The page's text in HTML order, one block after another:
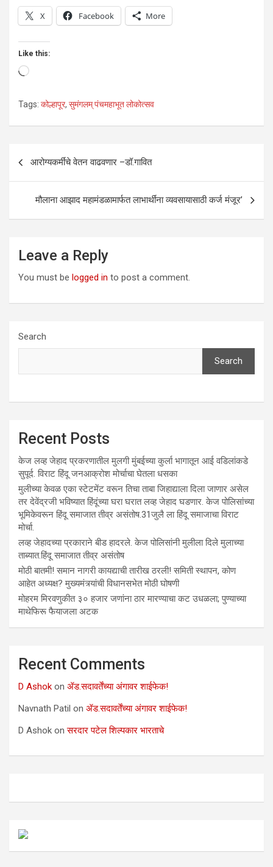
X Facebook More
Like this:
Loading…
Tags: कोल्हापूर, सुमंगलम् पंचमहाभूत लोकोत्सव
आरोग्यकर्मींचे वेतन वाढवणार –डॉ.गावित
मौलाना आझाद महामंडळामार्फत लाभार्थींना व्यवसायासाठी कर्ज मंजूर’
Leave a Reply
You must be logged in to post a comment.
Search
Search
Recent Posts
केज लव्ह जेहाद प्रकरणातील मुलगी मुंबईच्या कुर्ला भागातून आई वडिलांकडे
सुपूर्द. विराट हिंदू जनआक्रोश मोर्चाचा घेतला धसका
मुलीच्या केवळ एका स्टेटमेंट वरून तिचा ताबा जिहाद्याला दिला जाणार असेल
तर देवेंद्रजी भविष्यात हिंदूंच्या घरा घरात लव्ह जेहाद घडणार. केज पोलिसांच्या
भूमिकेवरून हिंदू समाजात तीव्र असंतोष.31जुलै ला हिंदू समाजाचा विराट
मोर्चा.
लव्ह जेहादच्या प्रकाराने बीड हादरले. केज पोलिसांनी मुलीला दिले मुलाच्या
ताब्यात.हिंदू समाजात तीव्र असंतोष
मोठी बातमी! समान नागरी कायद्याची तारीख ठरली! समिती स्थापन, कोण
आहेत अध्यक्ष? मुख्यमंत्र्यांची विधानसभेत मोठी घोषणी
मोहरम मिरवणुकीत ३० हजार जणांना ठार मारण्‍याचा कट उधळला; पुण्‍याच्‍या
माथेफिरू फैयाजला अटक
Recent Comments
D Ashok on ॲड.सदावर्तेंच्या अंगावर शाईफेक!
Navnath Patil on ॲड.सदावर्तेंच्या अंगावर शाईफेक!
D Ashok onसरदार पटेल शिल्पकार भारताचे